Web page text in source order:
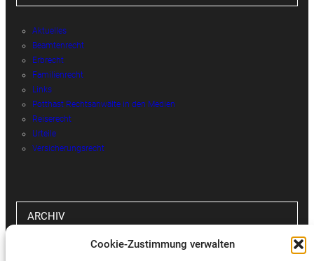
Cookie-Zustimmung verwalten
Aktuelles
Beamtenrecht
Erbrecht
Familienrecht
Links
Potthast Rechtsanwälte in den Medien
Reiserecht
Urteile
Versicherungsrecht
ARCHIV